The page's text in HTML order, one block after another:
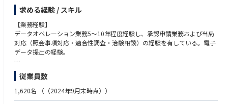
求める経験 / スキル
【業務経験】
データオペレーション業務5～10年程度経験し、承認申請業務および当局
対応（照会事項対応・適合性調査・治験相談）の経験を有している。電子
データ提出の経験。
【能力・スキル】
治験に関連する高い専門性（計算機統計学、CDIS関連通知、科学的・倫理
的思考、文書作成能力、コミュニケーション能力、達成指向力）、語学力
従業員数
1,620名 （（2024年9月末時点））